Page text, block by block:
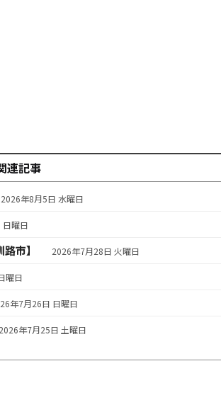
連記事
2026年8月5日 水曜日
曜日
市】 2026年7月28日 火曜日
曜日
年7月26日 日曜日
2026年7月25日 土曜日